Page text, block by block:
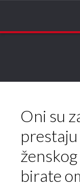
Oni su
birate